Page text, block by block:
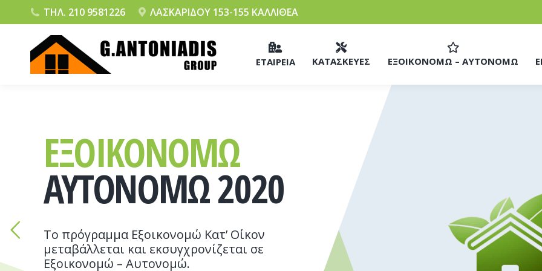
ΤΗΛ. 210 9581226 ΛΑΣΚΑΡΙΔΟΥ 153-155 ΚΑΛΛΙΘΕΑ
ΕΤΑΙΡΕΙΑ ΚΑΤΑΣΚΕΥΕΣ ΕΞΟΙΚΟΝΟΜΩ – ΑΥΤΟΝΟΜΩ
ΕΞΟΙΚΟΝΟΜΩ
ΑΥΤΟΝΟΜΩ 2020
Το πρόγραμμα Εξοικονομώ Κατ’ Οίκον
μεταβάλλεται και εκσυγχρονίζεται σε
Εξοικονομώ – Αυτονομώ.